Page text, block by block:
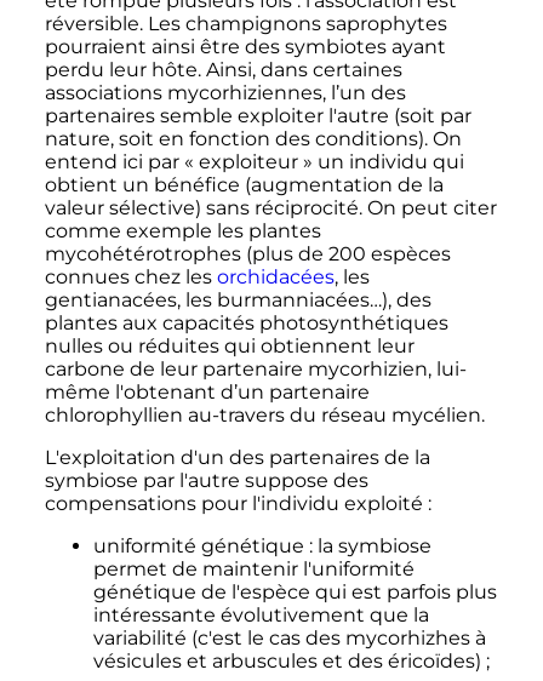
réversible. Les champignons saprophytes
pourraient ainsi être des symbiotes ayant
perdu leur hôte. Ainsi, dans certaines
associations mycorhiziennes, l’un des
partenaires semble exploiter l'autre (soit par
nature, soit en fonction des conditions). On
entend ici par « exploiteur » un individu qui
obtient un bénéfice (augmentation de la
valeur sélective) sans réciprocité. On peut citer
comme exemple les plantes
mycohétérotrophes (plus de 200 espèces
connues chez les orchidacées, les
gentianacées, les burmanniacées…), des
plantes aux capacités photosynthétiques
nulles ou réduites qui obtiennent leur
carbone de leur partenaire mycorhizien, lui-
même l'obtenant d’un partenaire
chlorophyllien au-travers du réseau mycélien.
L'exploitation d'un des partenaires de la
symbiose par l'autre suppose des
compensations pour l'individu exploité :
uniformité génétique : la symbiose
permet de maintenir l'uniformité
génétique de l'espèce qui est parfois plus
intéressante évolutivement que la
variabilité (c'est le cas des mycorhizhes à
vésicules et arbuscules et des éricoïdes) ;